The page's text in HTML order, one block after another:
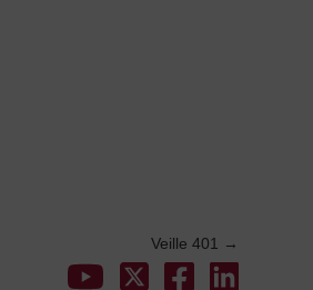
Veille 401 →